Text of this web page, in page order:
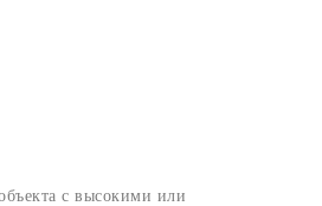
с высокими или